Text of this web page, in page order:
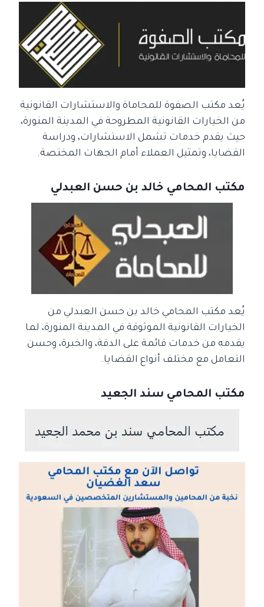
يُعد مكتب الصفوة للمحاماة والاستشارات القانونية
من الخيارات القانونية المطروحة في المدينة المنورة،
حيث يقدم خدمات تشمل الاستشارات، ودراسة
القضايا، وتمثيل العملاء أمام الجهات المختصة.
مكتب المحامي خالد بن حسن العبدلي
يُعد مكتب المحامي خالد بن حسن العبدلي من
الخيارات القانونية الموثوقة في المدينة المنورة، لما
يقدمه من خدمات قائمة على الدقة، والخبرة، وحسن
التعامل مع مختلف أنواع القضايا.
مكتب المحامي سند الجعيد